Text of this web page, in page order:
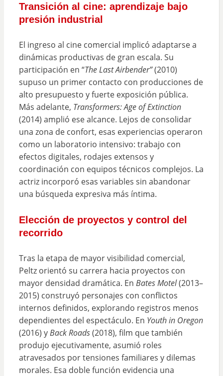
Transición al cine: aprendizaje bajo
presión industrial
El ingreso al cine comercial implicó adaptarse a
dinámicas productivas de gran escala. Su
participación en “The Last Airbender”(2010)
supuso un primer contacto con producciones de
alto presupuesto y fuerte exposición pública.
Más adelante, Transformers: Age of Extinction
(2014) amplió ese alcance. Lejos de consolidar
una zona de confort, esas experiencias operaron
como un laboratorio intensivo: trabajo con
efectos digitales, rodajes extensos y
coordinación con equipos técnicos complejos. La
actriz incorporó esas variables sin abandonar
una búsqueda expresiva más íntima.
Elección de proyectos y control del
recorrido
Tras la etapa de mayor visibilidad comercial,
Peltz orientó su carrera hacia proyectos con
mayor densidad dramática. En Bates Motel(2013–
2015) construyó personajes con conflictos
internos definidos, explorando registros menos
dependientes del espectáculo. En Youth in Oregon
(2016) yBack Roads(2018), film que también
produjo ejecutivamente, asumió roles
atravesados por tensiones familiares y dilemas
morales. Esa doble función evidencia una